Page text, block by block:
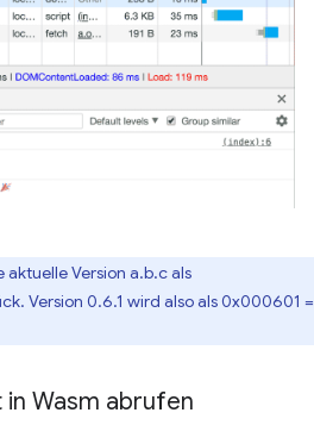
aktuelle Version a.b.c als
Version 0.6.1 wird also als 0x000601 =
in Wasm abrufen